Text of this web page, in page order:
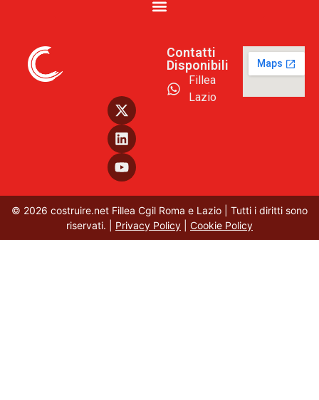
Contatti
Disponibili
Fillea
Lazio
© 2026 costruire.net Fillea Cgil Roma e Lazio | Tutti i diritti sono
riservati. | Privacy Policy Cookie Policy